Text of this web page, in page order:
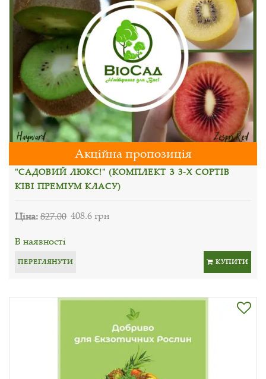
Акційна пропозиція
"САДОВИЙ ЛЮКС!" (КОМПЛЕКТ З 3-Х СОРТІВ
КІВІ ПРЕМІУМ КЛАСУ)
Ціна:827.00 408.6 грн
В наявності
ПЕРЕГЛЯНУТИ КУПИТИ